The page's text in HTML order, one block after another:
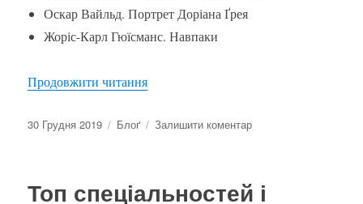
Оскар Вайльд. Портрет Доріана Ґрея
Жоріс-Карл Гюїсманс. Навпаки
Продовжити читання“Обране з прочитаного у 2019 році”
Оприлюднено
30 Грудня 2019 Категорії
Блоґ Залишити коментардо
у
Топ спеціальностей і